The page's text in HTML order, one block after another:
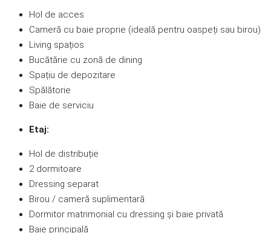
Hol de acces
Cameră cu baie proprie (ideală pentru oaspeți sau birou)
Living spațios
Bucătărie cu zonă de dining
Spațiu de depozitare
Spălătorie
Baie de serviciu
Etaj:
Hol de distribuție
2 dormitoare
Dressing separat
Birou / cameră suplimentară
Dormitor matrimonial cu dressing și baie privată
Baie principală